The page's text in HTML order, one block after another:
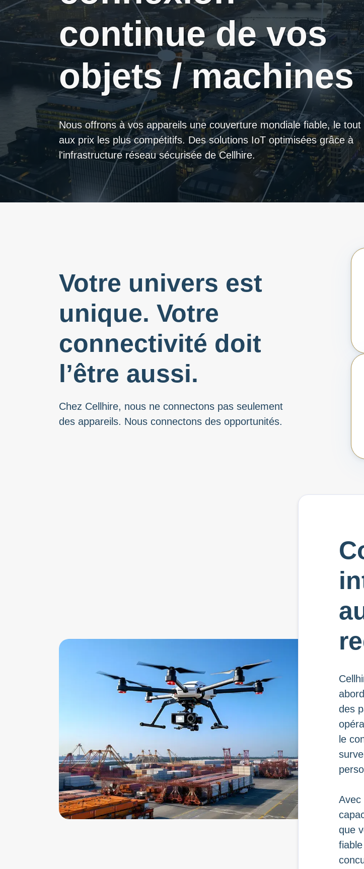
continue de vos
objets / machines
Nous offrons à vos appareils une couverture mondiale fiable, le tout
aux prix les plus compétitifs. Des solutions IoT optimisées grâce à
l'infrastructure réseau sécurisée de Cellhire.
Votre univers est
unique. Votre
connectivité doit
l’être aussi.
Chez Cellhire, nous ne connectons pas seulement
des appareils. Nous connectons des opportunités.
des
le
Avec
que